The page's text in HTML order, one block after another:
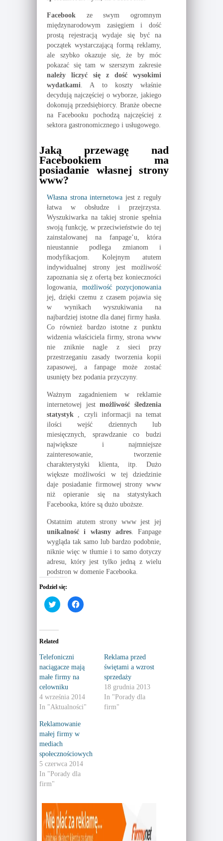
Facebook ze swym ogromnym
międzynarodowym zasięgiem i dość
prostą rejestracją wydaje się być na
początek wystarczającą formą reklamy,
ale szybko okazuje się, że by móc
pokazać się tam w szerszym zakresie
należy liczyć się z dość wysokimi
wydatkami. A to koszty właśnie
decydują najczęściej o wyborze, jakiego
dokonują przedsiębiorcy. Branże obecne
na Facebooku pochodzą najczęściej z
sektora gastronomicznego i usługowego.
Jaką przewagę nad
Facebookiem ma
posiadanie własnej strony
www?
Własna strona internetowa jest z reguły
łatwa w obsłudze i przejrzysta.
Wyszukiwarka na takiej stronie spełnia
swoją funkcję, w przeciwieństwie do tej
zainstalowanej na fanpage’u, która
nieustannie podlega zmianom i
modyfikacjom. Kolejnym atutem
indywidualnej strony jest możliwość
zapoznania się z ofertą bez konieczności
logowania, możliwość pozycjonowania
jej, dzięki czemu z czasem pojawia się
w wynikach wyszukiwania na
najbardziej istotne dla danej firmy hasła.
Co również bardzo istotne z punktu
widzenia właściciela firmy, strona www
nie zniknie nagle z sieci przy
przestrzeganiu zasady tworzenia kopii
zapasowej, a fanpage może zostać
usunięty bez podania przyczyny.
Ważnym zagadnieniem w reklamie
internetowej jestmożliwość śledzenia
statystyk , czyli informacji na temat
ilości wejść dziennych lub
miesięcznych, sprawdzanie co budzi
największe i najmniejsze
zainteresowanie, tworzenie
charakterystyki klienta, itp. Dużo
większe możliwości w tej dziedzinie
daje posiadanie firmowej strony www
niż opieranie się na statystykach
Facebooka, które są dużo uboższe.
Ostatnim atutem strony www jest jej
unikalność i własny adres. Fanpage
wygląda tak samo lub bardzo podobnie,
niknie więc w tłumie i to samo dotyczy
adresu, który jest tylko jedną z wielu
podstron w domenie Facebooka.
Podziel się:
C
l
t
o
s
a
e
o
n
T
w
i
t
t
r
(
O
p
e
n
s
i
n
n
d
o
w
)
C
l
r
e
a
c
e
b
o
k
e
n
s
n
n
d
o
w
)
Related
Telefoniczni
naciągacze mają
małe firmy na
celowniku
4 września 2014
In "Aktualności"
Reklama przed
świętami a wzrost
sprzedaży
18 grudnia 2013
In "Porady dla
firm"
Reklamowanie
małej firmy w
mediach
społecznościowych
5 czerwca 2014
In "Porady dla
firm"